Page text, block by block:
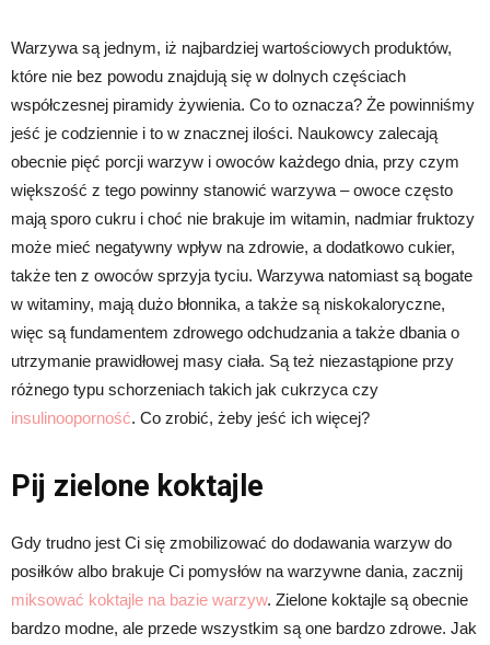
Warzywa są jednym, iż najbardziej wartościowych produktów,
które nie bez powodu znajdują się w dolnych częściach
współczesnej piramidy żywienia. Co to oznacza? Że powinniśmy
jeść je codziennie i to w znacznej ilości. Naukowcy zalecają
obecnie pięć porcji warzyw i owoców każdego dnia, przy czym
większość z tego powinny stanowić warzywa – owoce często
mają sporo cukru i choć nie brakuje im witamin, nadmiar fruktozy
może mieć negatywny wpływ na zdrowie, a dodatkowo cukier,
także ten z owoców sprzyja tyciu. Warzywa natomiast są bogate
w witaminy, mają dużo błonnika, a także są niskokaloryczne,
więc są fundamentem zdrowego odchudzania a także dbania o
utrzymanie prawidłowej masy ciała. Są też niezastąpione przy
różnego typu schorzeniach takich jak cukrzyca czy
insulinooporność. Co zrobić, żeby jeść ich więcej?
Pij zielone koktajle
Gdy trudno jest Ci się zmobilizować do dodawania warzyw do
posiłków albo brakuje Ci pomysłów na warzywne dania, zacznij
miksować koktajle na bazie warzyw. Zielone koktajle są obecnie
bardzo modne, ale przede wszystkim są one bardzo zdrowe. Jak